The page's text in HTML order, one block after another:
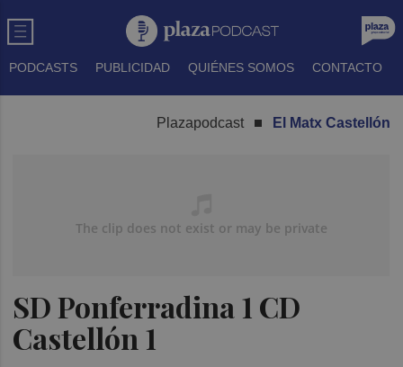
PODCASTS PUBLICIDAD QUIÉNES SOMOS CONTACTO
Plazapodcast El Matx Castellón
SD Ponferradina 1 CD
Castellón 1